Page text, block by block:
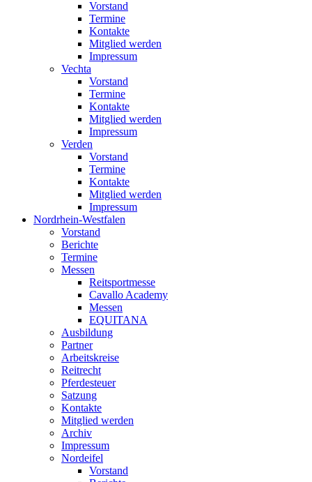
Vorstand
Termine
Kontakte
Mitglied werden
Impressum
Vechta
Vorstand
Termine
Kontakte
Mitglied werden
Impressum
Verden
Vorstand
Termine
Kontakte
Mitglied werden
Impressum
Nordrhein-Westfalen
Vorstand
Berichte
Termine
Messen
Reitsportmesse
Cavallo Academy
Messen
EQUITANA
Ausbildung
Partner
Arbeitskreise
Reitrecht
Pferdesteuer
Satzung
Kontakte
Mitglied werden
Archiv
Impressum
Nordeifel
Vorstand